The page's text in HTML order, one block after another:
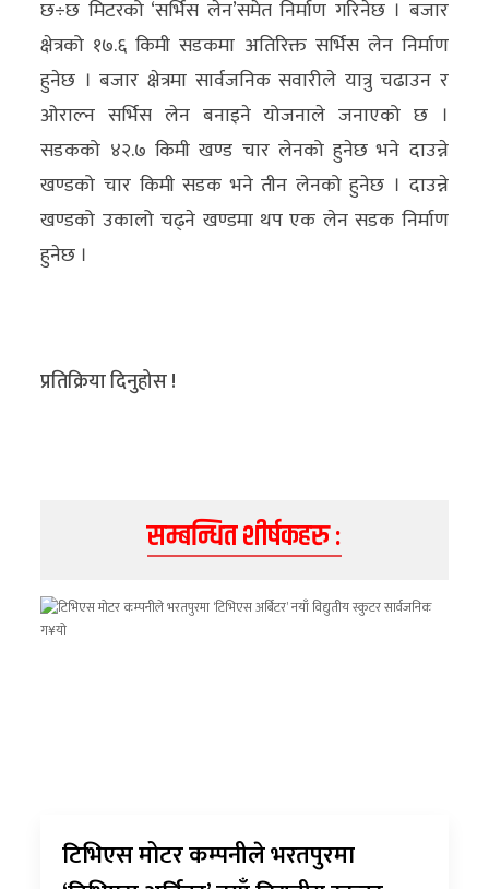
छ÷छ मिटरको ‘सर्भिस लेन’समेत निर्माण गरिनेछ । बजार
क्षेत्रको १७.६ किमी सडकमा अतिरिक्त सर्भिस लेन निर्माण
हुनेछ । बजार क्षेत्रमा सार्वजनिक सवारीले यात्रु चढाउन र
ओराल्न सर्भिस लेन बनाइने योजनाले जनाएको छ ।
सडकको ४२.७ किमी खण्ड चार लेनको हुनेछ भने दाउन्ने
खण्डको चार किमी सडक भने तीन लेनको हुनेछ । दाउन्ने
खण्डको उकालो चढ्ने खण्डमा थप एक लेन सडक निर्माण
हुनेछ ।
प्रतिक्रिया दिनुहोस !
सम्बन्धित शीर्षकहरु :
टिभिएस मोटर कम्पनीले भरतपुरमा